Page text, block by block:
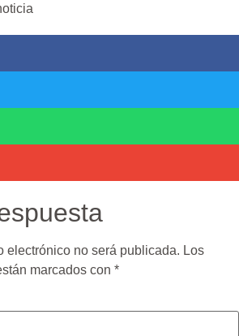
electrónico no será publicada. Los
marcados con *